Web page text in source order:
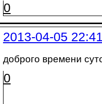
0
2013-04-05
доброго времени
0